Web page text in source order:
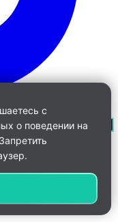
дистанционных
с
о поведении на